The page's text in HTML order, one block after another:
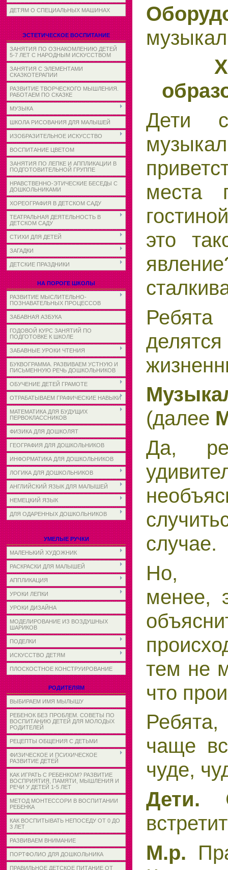
ДЕТЯМ О СПЕЦИАЛЬНЫХ МАШИНАХ
ЭСТЕТИЧЕСКОЕ ВОСПИТАНИЕ
ЗАНЯТИЯ ПО ОЗНАКОМЛЕНИЮ ДЕТЕЙ
5-7 ЛЕТ С НАРОДНЫМ ИСКУССТВОМ
ЗАНЯТИЯ С ЭЛЕМЕНТАМИ
СКАЗКОТЕРАПИИ
РАЗВИТИЕ ТВОРЧЕСКОГО МЫШЛЕНИЯ.
РАБОТАЕМ ПО СКАЗКЕ
МУЗЫКА
ШКОЛА РИСОВАНИЯ ДЛЯ МАЛЫШЕЙ
ИЗОБРАЗИТЕЛЬНОЕ ИСКУССТВО
ВОСПИТАНИЕ ЦВЕТОМ
ЗАНЯТИЯ ПО ЛЕПКЕ И АППЛИКАЦИИ В
ПОДГОТОВИТЕЛЬНОЙ ГРУППЕ
НРАВСТВЕННО-ЭТИЧЕСКИЕ БЕСЕДЫ С
ДОШКОЛЬНИКАМИ
ХОРЕОГРАФИЯ В ДЕТСКОМ САДУ
ТЕАТРАЛЬНАЯ ДЕЯТЕЛЬНОСТЬ В
ДЕТСКОМ САДУ
СТИХИ ДЛЯ ДЕТЕЙ
ЗАГАДКИ
ДЕТСКИЕ ПРАЗДНИКИ
НА ПОРОГЕ ШКОЛЫ
РАЗВИТИЕ МЫСЛИТЕЛЬНО-
ПОЗНАВАТЕЛЬНЫХ ПРОЦЕССОВ
ЗАБАВНАЯ АЗБУКА
ГОДОВОЙ КУРС ЗАНЯТИЙ ПО
ПОДГОТОВКЕ К ШКОЛЕ
ЗАБАВНЫЕ УРОКИ ЧТЕНИЯ
БУКВОГРАММА. РАЗВИВАЕМ УСТНУЮ И
ПИСЬМЕННУЮ РЕЧЬ ДОШКОЛЬНИКОВ
ОБУЧЕНИЕ ДЕТЕЙ ГРАМОТЕ
ОТРАБАТЫВАЕМ ГРАФИЧЕСКИЕ НАВЫКИ
МАТЕМАТИКА ДЛЯ БУДУЩИХ
ПЕРВОКЛАССНИКОВ
ФИЗИКА ДЛЯ ДОШКОЛЯТ
ГЕОГРАФИЯ ДЛЯ ДОШКОЛЬНИКОВ
ИНФОРМАТИКА ДЛЯ ДОШКОЛЬНИКОВ
ЛОГИКА ДЛЯ ДОШКОЛЬНИКОВ
АНГЛИЙСКИЙ ЯЗЫК ДЛЯ МАЛЫШЕЙ
НЕМЕЦКИЙ ЯЗЫК
ДЛЯ ОДАРЕННЫХ ДОШКОЛЬНИКОВ
УМЕЛЫЕ РУЧКИ
МАЛЕНЬКИЙ ХУДОЖНИК
РАСКРАСКИ ДЛЯ МАЛЫШЕЙ
АППЛИКАЦИЯ
УРОКИ ЛЕПКИ
УРОКИ ДИЗАЙНА
МОДЕЛИРОВАНИЕ ИЗ ВОЗДУШНЫХ
ШАРИКОВ
ПОДЕЛКИ
ИСКУССТВО ДЕТЯМ
ПЛОСКОСТНОЕ КОНСТРУИРОВАНИЕ
РОДИТЕЛЯМ
ВЫБИРАЕМ ИМЯ МЫЛЫШУ
РЕБЕНОК БЕЗ ПРОБЛЕМ. СОВЕТЫ ПО
ВОСПИТАНИЮ ДЕТЕЙ ДЛЯ МОЛОДЫХ
РОДИТЕЛЕЙ
РЕЦЕПТЫ ОБЩЕНИЯ С ДЕТЬМИ
ФИЗИЧЕСКОЕ И ПСИХИЧЕСКОЕ
РАЗВИТИЕ ДЕТЕЙ
КАК ИГРАТЬ С РЕБЕНКОМ? РАЗВИТИЕ
ВОСПРИЯТИЯ, ПАМЯТИ, МЫШЛЕНИЯ И
РЕЧИ У ДЕТЕЙ 1-5 ЛЕТ
МЕТОД МОНТЕССОРИ В ВОСПИТАНИИ
РЕБЕНКА
КАК ВОСПИТЫВАТЬ НЕПОСЕДУ ОТ 0 ДО
3 ЛЕТ
РАЗВИВАЕМ ВНИМАНИЕ
ПОРТФОЛИО ДЛЯ ДОШКОЛЬНИКА
ПРАВИЛЬНОЕ ДЕТСКОЕ ПИТАНИЕ ОТ
Дети
места
это
(далее
Да,
случае.
менее,
тем не
что
чаще
чуде,
Дети.
М.р.